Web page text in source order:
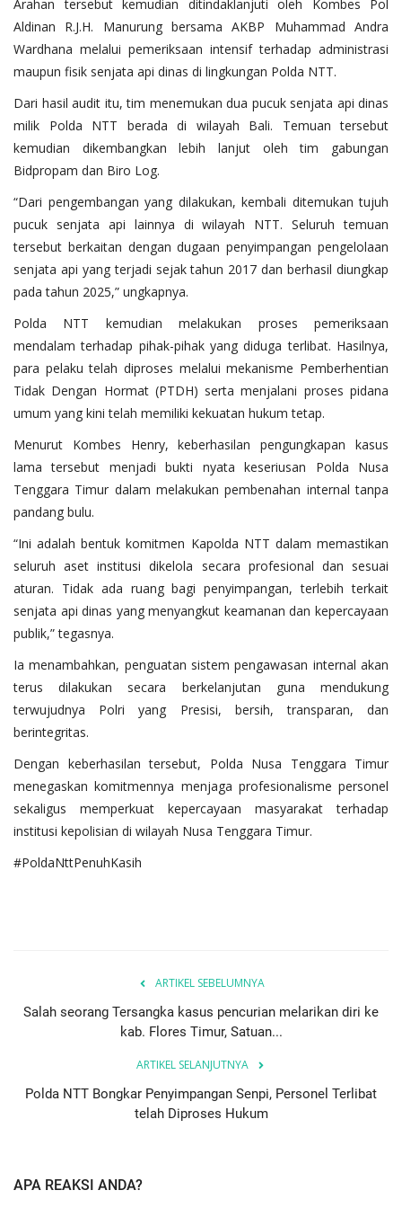
Arahan tersebut kemudian ditindaklanjuti oleh Kombes Pol
Aldinan R.J.H. Manurung bersama AKBP Muhammad Andra
Wardhana melalui pemeriksaan intensif terhadap administrasi
maupun fisik senjata api dinas di lingkungan Polda NTT.
Dari hasil audit itu, tim menemukan dua pucuk senjata api dinas
milik Polda NTT berada di wilayah Bali. Temuan tersebut
kemudian dikembangkan lebih lanjut oleh tim gabungan
Bidpropam dan Biro Log.
“Dari pengembangan yang dilakukan, kembali ditemukan tujuh
pucuk senjata api lainnya di wilayah NTT. Seluruh temuan
tersebut berkaitan dengan dugaan penyimpangan pengelolaan
senjata api yang terjadi sejak tahun 2017 dan berhasil diungkap
pada tahun 2025,” ungkapnya.
Polda NTT kemudian melakukan proses pemeriksaan
mendalam terhadap pihak-pihak yang diduga terlibat. Hasilnya,
para pelaku telah diproses melalui mekanisme Pemberhentian
Tidak Dengan Hormat (PTDH) serta menjalani proses pidana
umum yang kini telah memiliki kekuatan hukum tetap.
Menurut Kombes Henry, keberhasilan pengungkapan kasus
lama tersebut menjadi bukti nyata keseriusan Polda Nusa
Tenggara Timur dalam melakukan pembenahan internal tanpa
pandang bulu.
“Ini adalah bentuk komitmen Kapolda NTT dalam memastikan
seluruh aset institusi dikelola secara profesional dan sesuai
aturan. Tidak ada ruang bagi penyimpangan, terlebih terkait
senjata api dinas yang menyangkut keamanan dan kepercayaan
publik,” tegasnya.
Ia menambahkan, penguatan sistem pengawasan internal akan
terus dilakukan secara berkelanjutan guna mendukung
terwujudnya Polri yang Presisi, bersih, transparan, dan
berintegritas.
Dengan keberhasilan tersebut, Polda Nusa Tenggara Timur
menegaskan komitmennya menjaga profesionalisme personel
sekaligus memperkuat kepercayaan masyarakat terhadap
institusi kepolisian di wilayah Nusa Tenggara Timur.
#PoldaNttPenuhKasih
ARTIKEL SEBELUMNYA
Salah seorang Tersangka kasus pencurian melarikan diri ke
kab. Flores Timur, Satuan...
ARTIKEL SELANJUTNYA
Polda NTT Bongkar Penyimpangan Senpi, Personel Terlibat
telah Diproses Hukum
APA REAKSI ANDA?